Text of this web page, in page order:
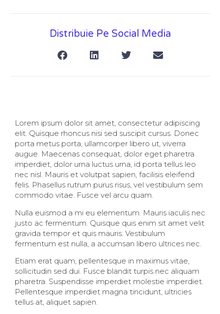
Distribuie Pe Social Media
Lorem ipsum dolor sit amet, consectetur adipiscing
elit. Quisque rhoncus nisi sed suscipit cursus. Donec
porta metus porta, ullamcorper libero ut, viverra
augue. Maecenas consequat, dolor eget pharetra
imperdiet, dolor urna luctus urna, id porta tellus leo
nec nisl. Mauris et volutpat sapien, facilisis eleifend
felis. Phasellus rutrum purus risus, vel vestibulum sem
commodo vitae. Fusce vel arcu quam.
Nulla euismod a mi eu elementum. Mauris iaculis nec
justo ac fermentum. Quisque quis enim sit amet velit
gravida tempor et quis mauris. Vestibulum
fermentum est nulla, a accumsan libero ultrices nec.
Etiam erat quam, pellentesque in maximus vitae,
sollicitudin sed dui. Fusce blandit turpis nec aliquam
pharetra. Suspendisse imperdiet molestie imperdiet.
Pellentesque imperdiet magna tincidunt, ultricies
tellus at, aliquet sapien.